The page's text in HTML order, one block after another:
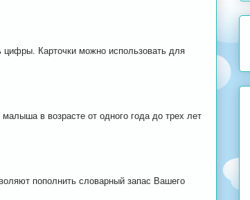
цифры. Карточки можно использовать для
в возрасте от одного года до трех лет
пополнить словарный запас Вашего